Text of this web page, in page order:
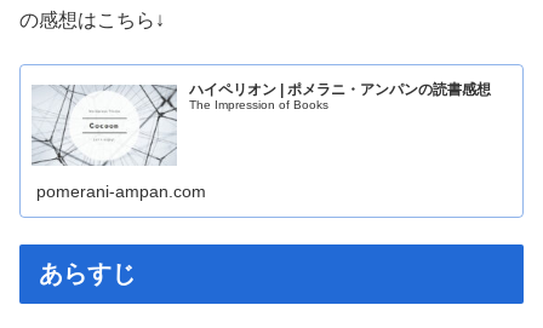
の感想はこちら↓
ハイペリオン | ポメラニ・アンパンの読書感想
The Impression of Books
pomerani-ampan.com
あらすじ